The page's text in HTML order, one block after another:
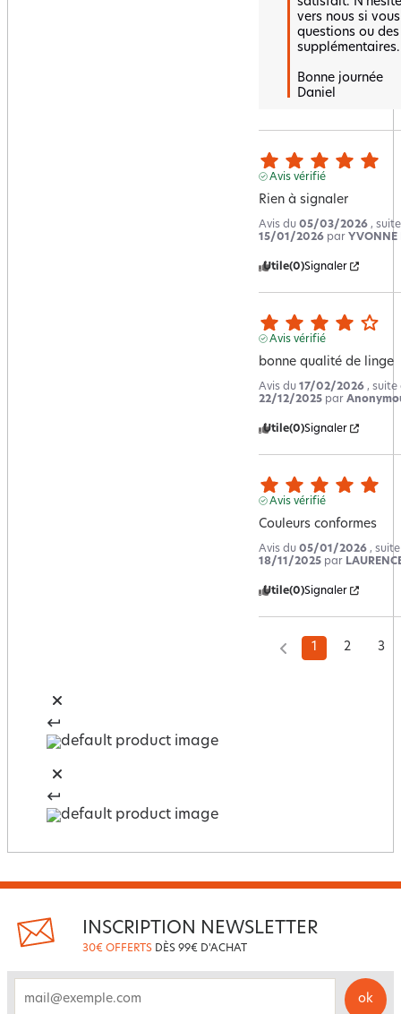
vers nous si
questions ou
supplémentaires.
Bonne journée
Daniel
Avis vérifié
Rien à signaler
Avis du 05/03/2026 ,
15/01/2026 par YVONNE
Utile(0)Signaler
Avis vérifié
bonne qualité de linge
Avis du 17/02/2026 , suite
22/12/2025 par
Utile(0)Signaler
Avis vérifié
Couleurs conformes
Avis du 05/01/2026 ,
18/11/2025 par
Utile(0)Signaler
1 2 3
INSCRIPTION NEWSLETTER
30€ OFFERTS DÈS 99€ D'ACHAT
ok